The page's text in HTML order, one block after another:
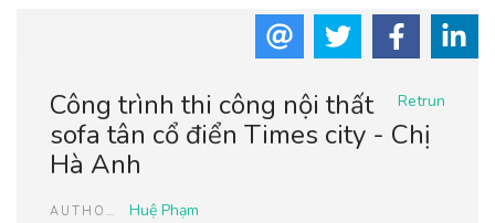
Retrun
Công trình thi công nội thất
sofa tân cổ điển Times city - Chị
Hà Anh
AUTHOR Huệ Phạm